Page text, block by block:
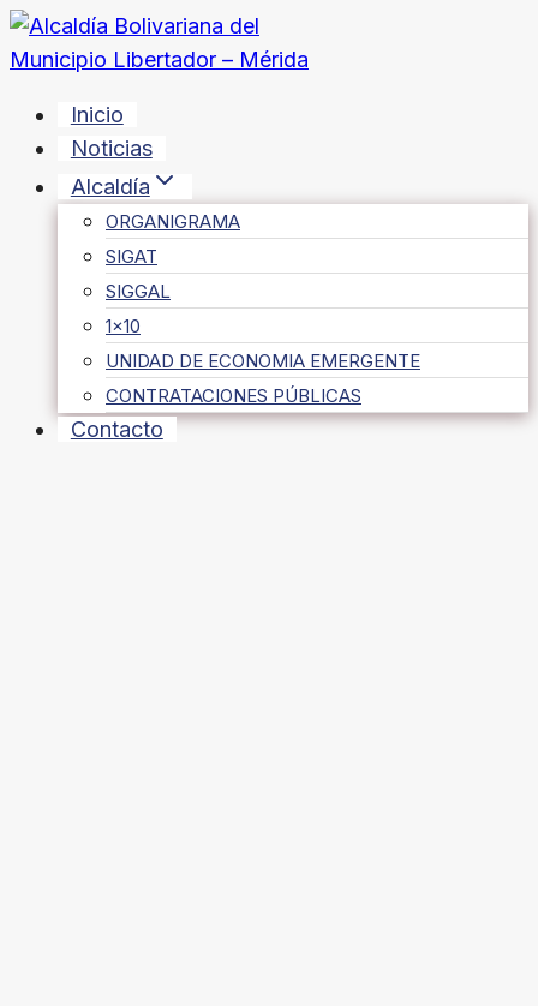
Saltar
al
Inicio
Noticias
Alcaldía
ORGANIGRAMA
SIGAT
SIGGAL
1×10
UNIDAD DE ECONOMIA EMERGENTE
CONTRATACIONES PÚBLICAS
Contacto